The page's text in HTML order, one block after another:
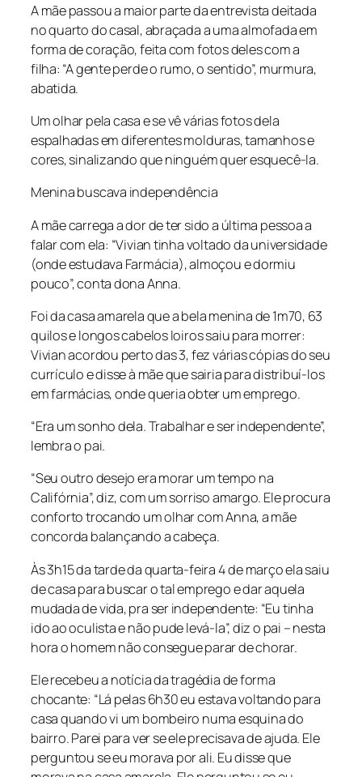
A mãe passou a maior parte da entrevista deitada
no quarto do casal, abraçada a uma almofada em
forma de coração, feita com fotos deles com a
filha: “A gente perde o rumo, o sentido”, murmura,
abatida.
Um olhar pela casa e se vê várias fotos dela
espalhadas em diferentes molduras, tamanhos e
cores, sinalizando que ninguém quer esquecê-la.
Menina buscava independência
A mãe carrega a dor de ter sido a última pessoa a
falar com ela: “Vivian tinha voltado da universidade
(onde estudava Farmácia), almoçou e dormiu
pouco”, conta dona Anna.
Foi da casa amarela que a bela menina de 1m70, 63
quilos e longos cabelos loiros saiu para morrer:
Vivian acordou perto das 3, fez várias cópias do seu
currículo e disse à mãe que sairia para distribuí-los
em farmácias, onde queria obter um emprego.
“Era um sonho dela. Trabalhar e ser independente”,
lembra o pai.
“Seu outro desejo era morar um tempo na
Califórnia”, diz, com um sorriso amargo. Ele procura
conforto trocando um olhar com Anna, a mãe
concorda balançando a cabeça.
Às 3h15 da tarde da quarta-feira 4 de março ela saiu
de casa para buscar o tal emprego e dar aquela
mudada de vida, pra ser independente: “Eu tinha
ido ao oculista e não pude levá-la”, diz o pai – nesta
hora o homem não consegue parar de chorar.
Ele recebeu a notícia da tragédia de forma
chocante: “Lá pelas 6h30 eu estava voltando para
casa quando vi um bombeiro numa esquina do
bairro. Parei para ver se ele precisava de ajuda. Ele
perguntou se eu morava por ali. Eu disse que